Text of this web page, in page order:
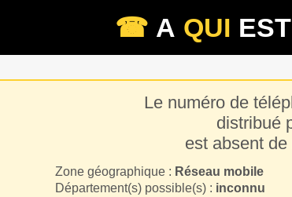
☎ A QUI EST
Le numéro de
distribué
est absent
Zone géographique : Réseau mobile
Département(s) possible(s) : inconnu